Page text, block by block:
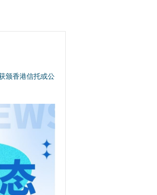
颁香港信托或公